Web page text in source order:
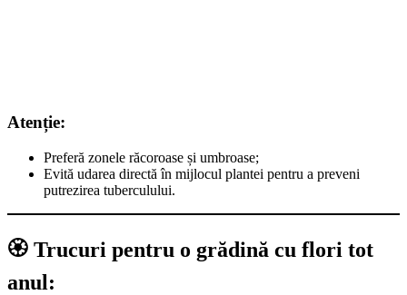
Atenție:
Preferă zonele răcoroase și umbroase;
Evită udarea directă în mijlocul plantei pentru a preveni
putrezirea tuberculului.
🏵️ Trucuri pentru o grădină cu flori tot
anul: